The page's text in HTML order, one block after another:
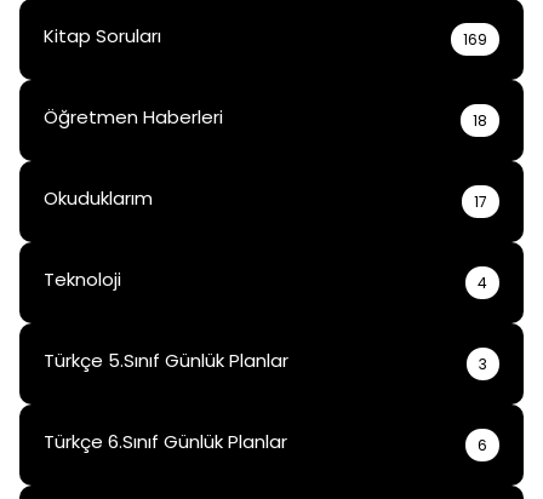
Kitap Soruları 169
Öğretmen Haberleri 18
Okuduklarım 17
Teknoloji 4
Türkçe 5.Sınıf Günlük Planlar 3
Türkçe 6.Sınıf Günlük Planlar 6